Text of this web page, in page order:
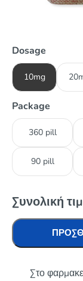
Dosage
10mg
Package
360 pill
90 pill
Συνολική
Στο